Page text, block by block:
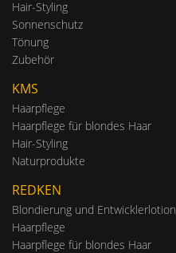
Hair-Styling
Sonnenschutz
Tönung
Zubehör
KMS
Haarpflege
Haarpflege für blondes Haar
Hair-Styling
Naturprodukte
REDKEN
Blondierung und Entwicklerlotion
Haarpflege
Haarpflege für blondes Haar